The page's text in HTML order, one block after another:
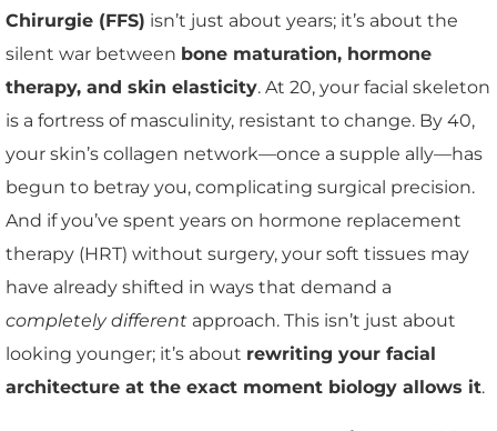
Chirurgie (FFS) isn’t just about years; it’s about the
silent war between bone maturation, hormone
therapy, and skin elasticity. At 20, your facial skeleton
is a fortress of masculinity, resistant to change. By 40,
your skin’s collagen network—once a supple ally—has
begun to betray you, complicating surgical precision.
And if you’ve spent years on hormone replacement
therapy (HRT) without surgery, your soft tissues may
have already shifted in ways that demand a
completely different approach. This isn’t just about
looking younger; it’s about rewriting your facial
architecture at the exact moment biology allows it.